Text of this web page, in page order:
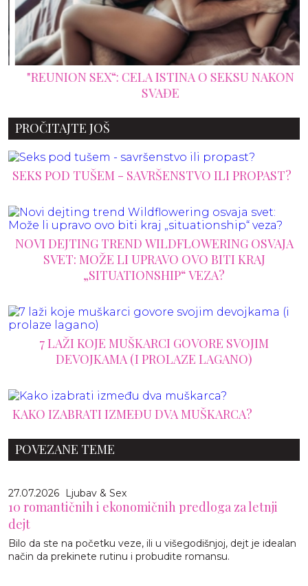
"REUNION SEX“: CELA ISTINA O SEKSU NAKON
SVAĐE
PROČITAJTE JOŠ
SEKS POD TUŠEM - SAVRŠENSTVO ILI PROPAST?
NOVI DEJTING TREND WILDFLOWERING OSVAJA
SVET: MOŽE LI UPRAVO OVO BITI KRAJ
„SITUATIONSHIP“ VEZA?
7 LAŽI KOJE MUŠKARCI GOVORE SVOJIM
DEVOJKAMA (I PROLAZE LAGANO)
KAKO IZABRATI IZMEĐU DVA MUŠKARCA?
POVEZANE TEME
27.07.2026 Ljubav & Sex
10 romantičnih i ekonomičnih predloga za letnji
dejt
Bilo da ste na početku veze, ili u višegodišnjoj, dejt je idealan
način da prekinete rutinu i probudite romansu.